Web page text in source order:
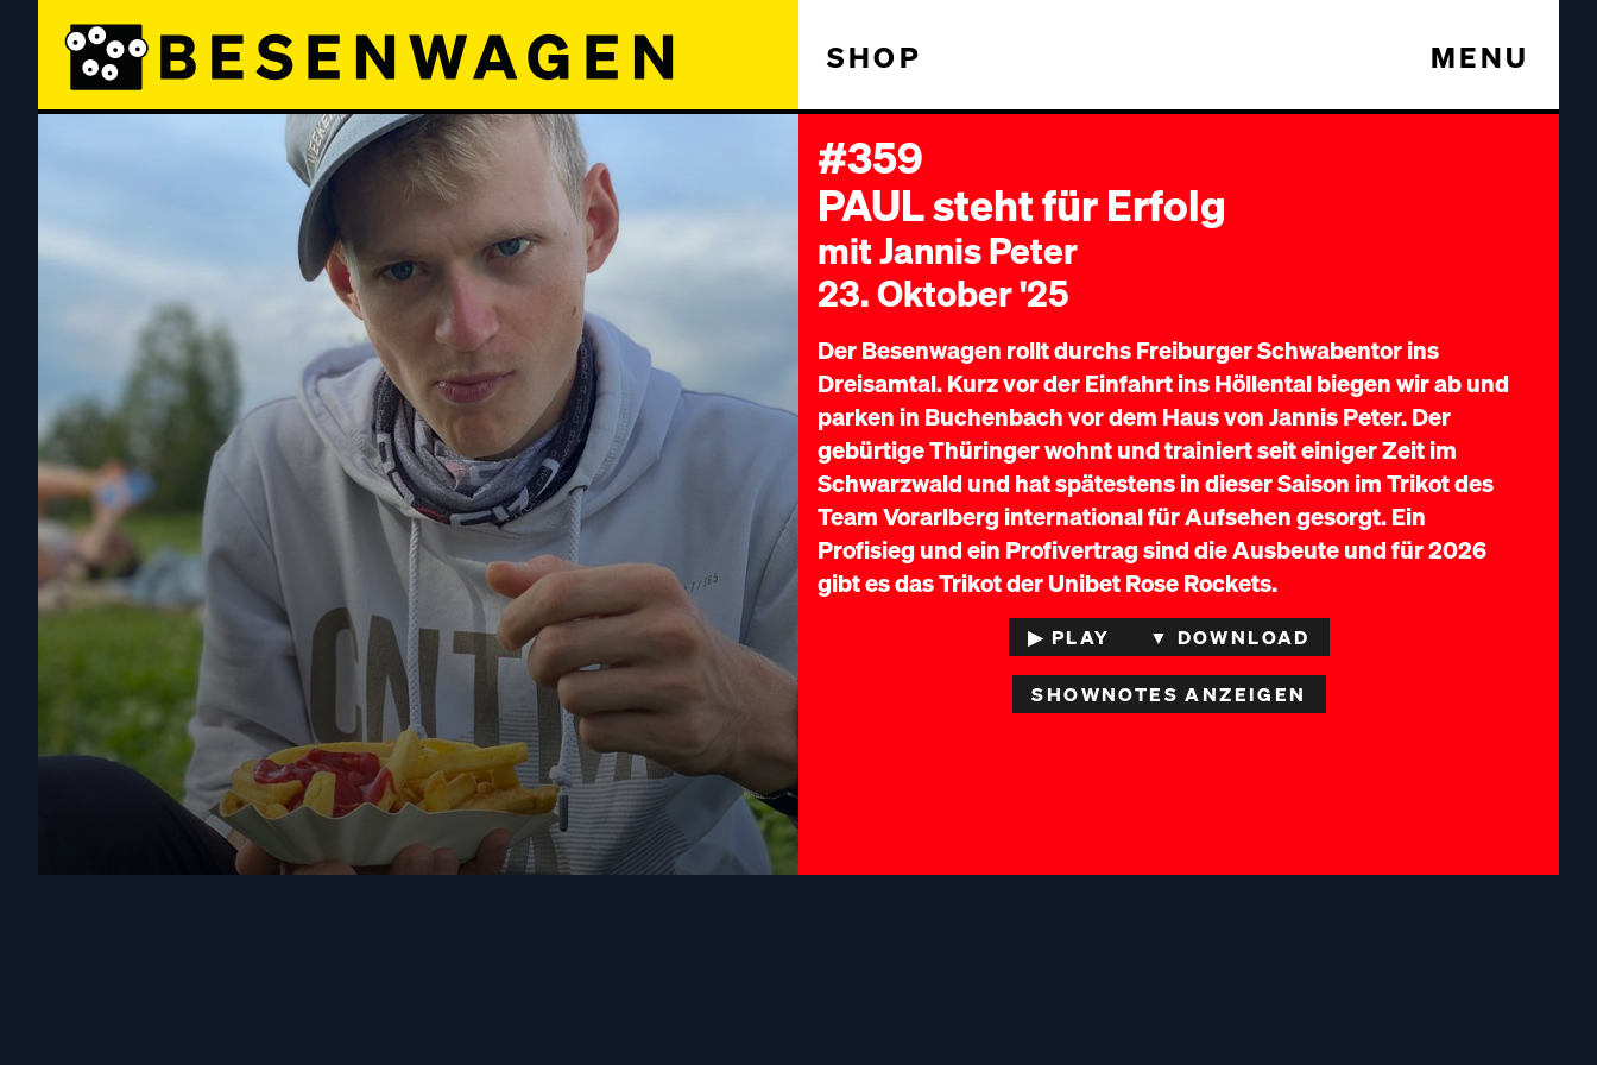
SHOP MENU
#359
PAUL steht für Erfolg
mit Jannis Peter
23. Oktober '25
Der Besenwagen rollt durchs Freiburger Schwabentor ins
Dreisamtal. Kurz vor der Einfahrt ins Höllental biegen wir ab und
parken in Buchenbach vor dem Haus von Jannis Peter. Der
gebürtige Thüringer wohnt und trainiert seit einiger Zeit im
Schwarzwald und hat spätestens in dieser Saison im Trikot des
Team Vorarlberg international für Aufsehen gesorgt. Ein
Profisieg und ein Profivertrag sind die Ausbeute und für 2026
gibt es das Trikot der Unibet Rose Rockets.
▶︎ PLAY ▼ DOWNLOAD
SHOWNOTES ANZEIGEN